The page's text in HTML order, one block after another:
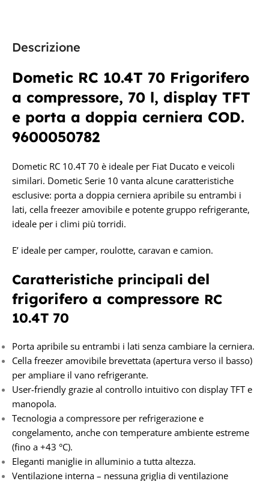
Descrizione
Dometic RC 10.4T 70 Frigorifero
a compressore, 70 l, display TFT
e porta a doppia cerniera COD.
9600050782
Dometic RC 10.4T 70 è ideale per Fiat Ducato e veicoli
similari. Dometic Serie 10 vanta alcune caratteristiche
esclusive: porta a doppia cerniera apribile su entrambi i
lati, cella freezer amovibile e potente gruppo refrigerante,
ideale per i climi più torridi.
E’ ideale per camper, roulotte, caravan e camion.
Caratteristiche principali del
frigorifero a compressore RC
10.4T 70
Porta apribile su entrambi i lati senza cambiare la cerniera.
Cella freezer amovibile brevettata (apertura verso il basso)
per ampliare il vano refrigerante.
User-friendly grazie al controllo intuitivo con display TFT e
manopola.
Tecnologia a compressore per refrigerazione e
congelamento, anche con temperature ambiente estreme
(fino a +43 °C).
Eleganti maniglie in alluminio a tutta altezza.
Ventilazione interna – nessuna griglia di ventilazione
TECNOLOGIA
COMPRESSORE